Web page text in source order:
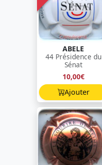
ABELE
44 Présidence du
Sénat
10,00€
Ajouter